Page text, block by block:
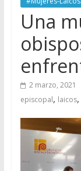
Una
2 marzo, 2021
episcopal, laicos,